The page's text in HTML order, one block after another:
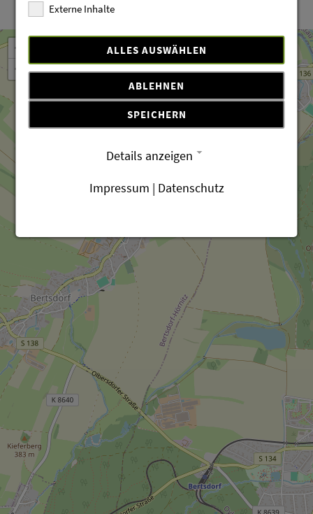
+
−
Externe Inhalte
ALLES AUSWÄHLEN
ABLEHNEN
SPEICHERN
Details anzeigen
Impressum | Datenschutz